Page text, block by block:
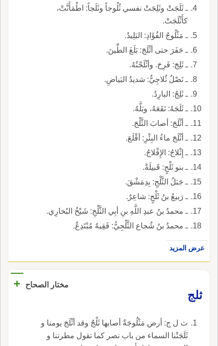
ـ ثَلَجَتْ وثَلِجَتْ نفسي ثُلُوجاً وثَلَجاً: اطْمَأَنَّتْ،
كأَثْلَجَتْ.
ـ مَثْلُوجُ الفُؤَادِ: البَلِيدُ.
ـ حَفَرَ حتى أثْلَجَ: بَلَغَ الطِّينَ.
ـ ثَلِجَ: فَرِحَ. وأثْلَجْتُهُ.
ـ نَصْلٌ ثُلاجِيٌّ: شديدُ البَياضِ.
ـ ثَلِجٌ: البارِدُ.
ـ ثَلَجَهُ: نَقَعَهُ، وبَلَّهُ.
ـ أثْلَجَ: أصابَ الثَّلْجَ.
ـ أثْلَجَ ماءُ البِئْرِ: أقْلَعَ.
ـ إِثْلاجُ: الإِفْلاجُ.
ـ بنو ثَلْجٍ: قَبيلَةٌ.
ـ جَبَلُ الثَّلْجِ: بِدِمَشْقَ.
ـ رَبيعُ بنُ ثَلْجٍ: شاعِرٌ.
ـ محمدُ بنُ عبدِ اللَّهِ بنِ أبِي الثَّلْجِ: شَيْخُ البُخارِي.
ـ محمدُ بنُ شُجاع الثَّلْجِيُّ: فَقِيهٌ مُبْتَدِعٌ.
عرض المزيد
مختار الصحاح
+
ثلج
ث ل ج: أرض مَثْلُوجَةٌ أصابها ثَلْجٌ وقد أثْلَجَ يومنا و
ثَلَجَتْنا السماء من باب نصر كما تقول مطرتنا و